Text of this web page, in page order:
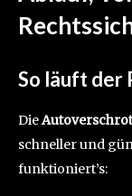
So läuft der
Die
schneller und
funktioniert’s: